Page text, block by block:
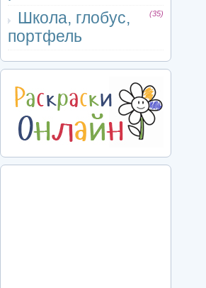
Школа, глобус,
портфель
(35)